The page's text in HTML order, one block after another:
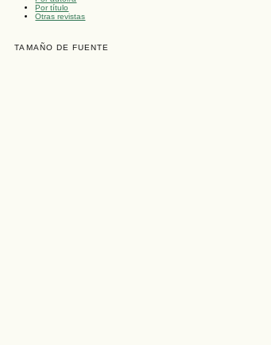
Por título
Otras revistas
TAMAÑO DE FUENTE